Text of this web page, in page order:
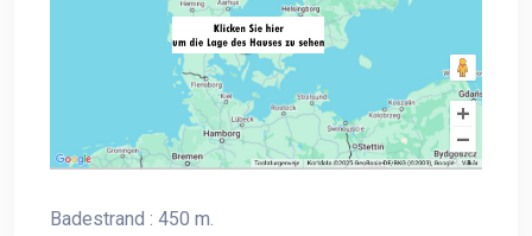
Badestrand : 450 m.